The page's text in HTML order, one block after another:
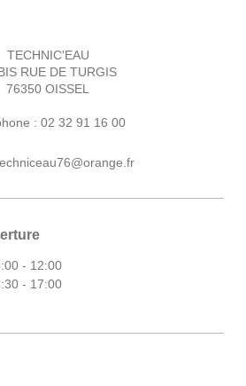
TECHNIC'EAU
RUE DE TURGIS
76350 OISSEL
: 02 32 91 16 00
- 12:00
- 17:00